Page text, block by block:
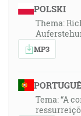
POLSKI
Thema:
MP3
Tema: “A